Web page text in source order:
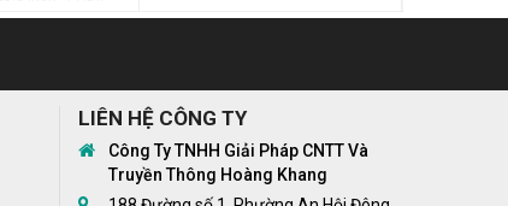
11 Home
LIÊN HỆ CÔNG TY
Công Ty TNHH Giải Pháp CNTT Và
Truyền Thông Hoàng Khang